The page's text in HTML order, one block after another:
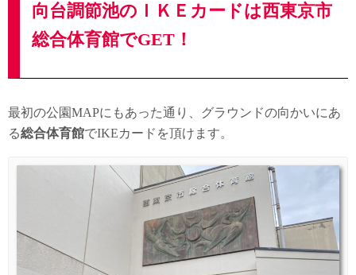
向台調節池のＩＫＥカードは西東京市
総合体育館でGET！
最初の公園MAPにもあった通り、グラウンドの向かいにあ
る総合体育館でIKEカードを頂けます。